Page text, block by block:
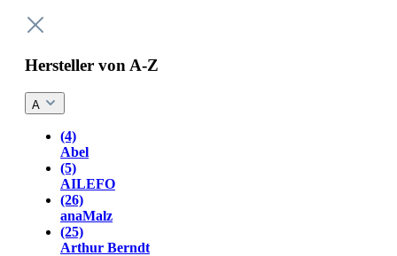
Hersteller von A-Z
A
(4)
Abel
(5)
AILEFO
(26)
anaMalz
(25)
Arthur Berndt